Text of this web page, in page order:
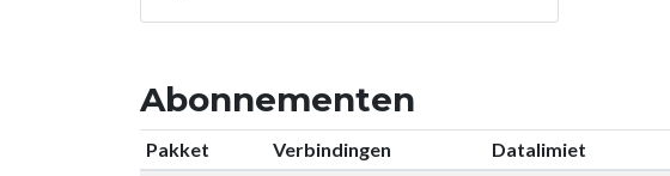
Abonnementen
Pakket Verbindingen Datalimiet